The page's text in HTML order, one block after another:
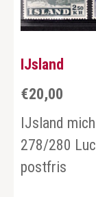
IJsland
€20,00
IJsland
278/280
postfris